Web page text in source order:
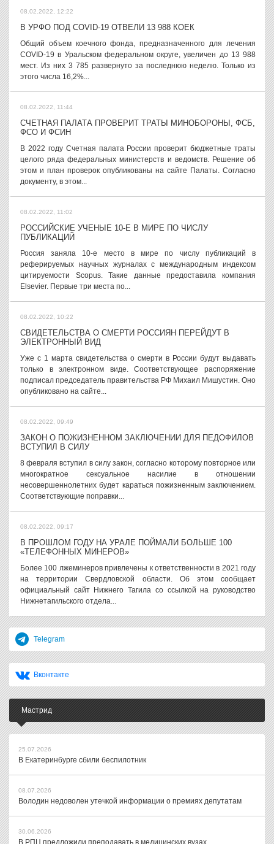
08.02.2022, 12:22
В УРФО ПОД COVID-19 ОТВЕЛИ 13 988 КОЕК
Общий объем коечного фонда, предназначенного для лечения
COVID-19 в Уральском федеральном округе, увеличен до 13 988
мест. Из них 3 785 развернуто за последнюю неделю. Только из
этого числа 16,2%...
08.02.2022, 11:44
СЧЕТНАЯ ПАЛАТА ПРОВЕРИТ ТРАТЫ МИНОБОРОНЫ, ФСБ,
ФСО И ФСИН
В 2022 году Счетная палата России проверит бюджетные траты
целого ряда федеральных министерств и ведомств. Решение об
этом и план проверок опубликованы на сайте Палаты. Согласно
документу, в этом...
08.02.2022, 11:02
РОССИЙСКИЕ УЧЕНЫЕ 10-Е В МИРЕ ПО ЧИСЛУ
ПУБЛИКАЦИЙ
Россия заняла 10-е место в мире по числу публикаций в
реферируемых научных журналах с международным индексом
цитируемости Scopus. Такие данные предоставила компания
Elsevier. Первые три места по...
08.02.2022, 10:22
СВИДЕТЕЛЬСТВА О СМЕРТИ РОССИЯН ПЕРЕЙДУТ В
ЭЛЕКТРОННЫЙ ВИД
Уже с 1 марта свидетельства о смерти в России будут выдавать
только в электронном виде. Соответствующее распоряжение
подписал председатель правительства РФ Михаил Мишустин. Оно
опубликовано на сайте...
08.02.2022, 09:49
ЗАКОН О ПОЖИЗНЕННОМ ЗАКЛЮЧЕНИИ ДЛЯ ПЕДОФИЛОВ
ВСТУПИЛ В СИЛУ
8 февраля вступил в силу закон, согласно которому повторное или
многократное сексуальное насилие в отношении
несовершеннолетних будет караться пожизненным заключением.
Соответствующие поправки...
08.02.2022, 09:17
В ПРОШЛОМ ГОДУ НА УРАЛЕ ПОЙМАЛИ БОЛЬШЕ 100
«ТЕЛЕФОННЫХ МИНЕРОВ»
Более 100 лжеминеров привлечены к ответственности в 2021 году
на территории Свердловской области. Об этом сообщает
официальный сайт Нижнего Тагила со ссылкой на руководство
Нижнетагильского отдела...
Telegram
Вконтакте
Мастрид
25.07.2026
В Екатеринбурге сбили беспилотник
08.07.2026
Володин недоволен утечкой информации о премиях депутатам
30.06.2026
В РПЦ предложили преподавать в медицинских вузах